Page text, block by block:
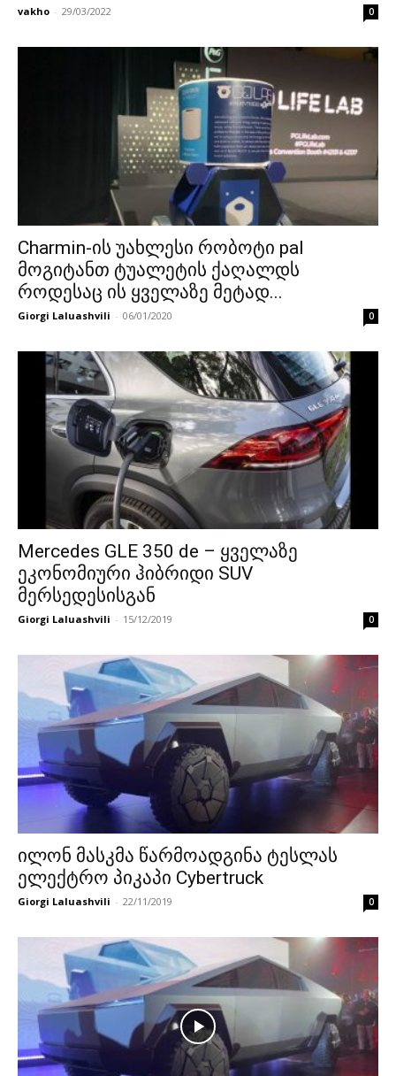
vakho - 29/03/2022 0
Charmin-ის უახლესი რობოტი pal
მოგიტანთ ტუალეტის ქაღალდს
როდესაც ის ყველაზე მეტად...
Giorgi Laluashvili - 06/01/2020 0
Mercedes GLE 350 de – ყველაზე
ეკონომიური ჰიბრიდი SUV
მერსედესისგან
Giorgi Laluashvili - 15/12/2019 0
ილონ მასკმა წარმოადგინა ტესლას
ელექტრო პიკაპი Cybertruck
Giorgi Laluashvili - 22/11/2019 0